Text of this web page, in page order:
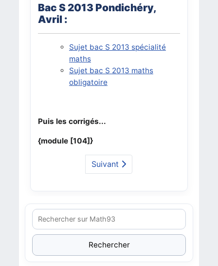
Bac S 2013 Pondichéry,
Avril :
Sujet bac S 2013 spécialité
maths
Sujet bac S 2013 maths
obligatoire
Puis les corrigés...
{module [104]}
Suivant
Rechercher